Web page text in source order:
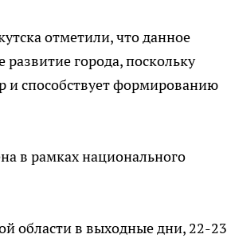
отметили, что данное
города, поскольку
и способствует формированию
в рамках национального
области в выходные дни, 22-23